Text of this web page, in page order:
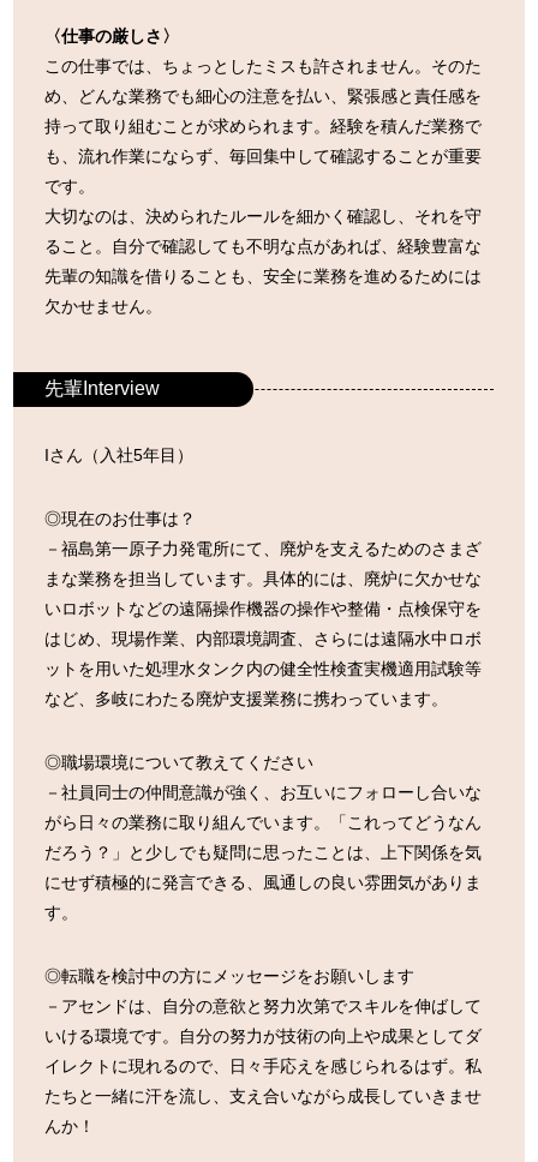
〈仕事の厳しさ〉
この仕事では、ちょっとしたミスも許されません。そのた
め、どんな業務でも細心の注意を払い、緊張感と責任感を
持って取り組むことが求められます。経験を積んだ業務で
も、流れ作業にならず、毎回集中して確認することが重要
です。
大切なのは、決められたルールを細かく確認し、それを守
ること。自分で確認しても不明な点があれば、経験豊富な
先輩の知識を借りることも、安全に業務を進めるためには
欠かせません。
先輩Interview
Iさん（入社5年目）
◎現在のお仕事は？
－福島第一原子力発電所にて、廃炉を支えるためのさまざ
まな業務を担当しています。具体的には、廃炉に欠かせな
いロボットなどの遠隔操作機器の操作や整備・点検保守を
はじめ、現場作業、内部環境調査、さらには遠隔水中ロボ
ットを用いた処理水タンク内の健全性検査実機適用試験等
など、多岐にわたる廃炉支援業務に携わっています。
◎職場環境について教えてください
－社員同士の仲間意識が強く、お互いにフォローし合いな
がら日々の業務に取り組んでいます。「これってどうなん
だろう？」と少しでも疑問に思ったことは、上下関係を気
にせず積極的に発言できる、風通しの良い雰囲気がありま
す。
◎転職を検討中の方にメッセージをお願いします
－アセンドは、自分の意欲と努力次第でスキルを伸ばして
いける環境です。自分の努力が技術の向上や成果としてダ
イレクトに現れるので、日々手応えを感じられるはず。私
たちと一緒に汗を流し、支え合いながら成長していきませ
んか！